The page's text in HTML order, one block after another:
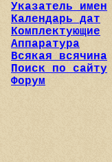
Указатель имен
Календарь дат
Комплектующие
Аппаратура
Всякая всячина
Поиск по сайту
Форум